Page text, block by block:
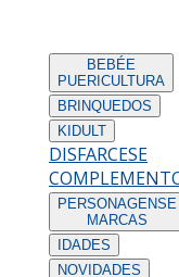
BEBÉE
PUERICULTURA
BRINQUEDOS
KIDULT
DISFARCESE
PERSONAGENS E
MARCAS
IDADES
NOVIDADES